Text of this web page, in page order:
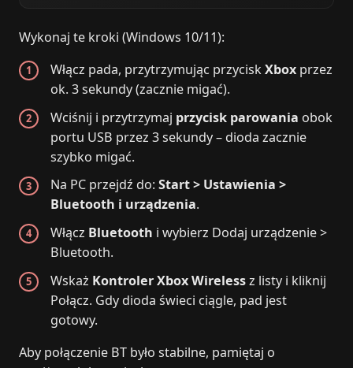
Wykonaj te kroki (Windows 10/11):
Włącz pada, przytrzymując przyciskXbox przez
ok. 3 sekundy (zacznie migać).
Wciśnij i przytrzymaj przycisk parowania obok
portu USB przez 3 sekundy – dioda zacznie
szybko migać.
Na PC przejdź do:Start > Ustawienia >
Bluetooth i urządzenia.
Włącz Bluetooth i wybierz Dodaj urządzenie >
Bluetooth.
Wskaż Kontroler Xbox Wirelessz listy i kliknij
Połącz. Gdy dioda świeci ciągle, pad jest
gotowy.
Aby połączenie BT było stabilne, pamiętaj o